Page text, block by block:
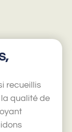
recueillis
qualité de